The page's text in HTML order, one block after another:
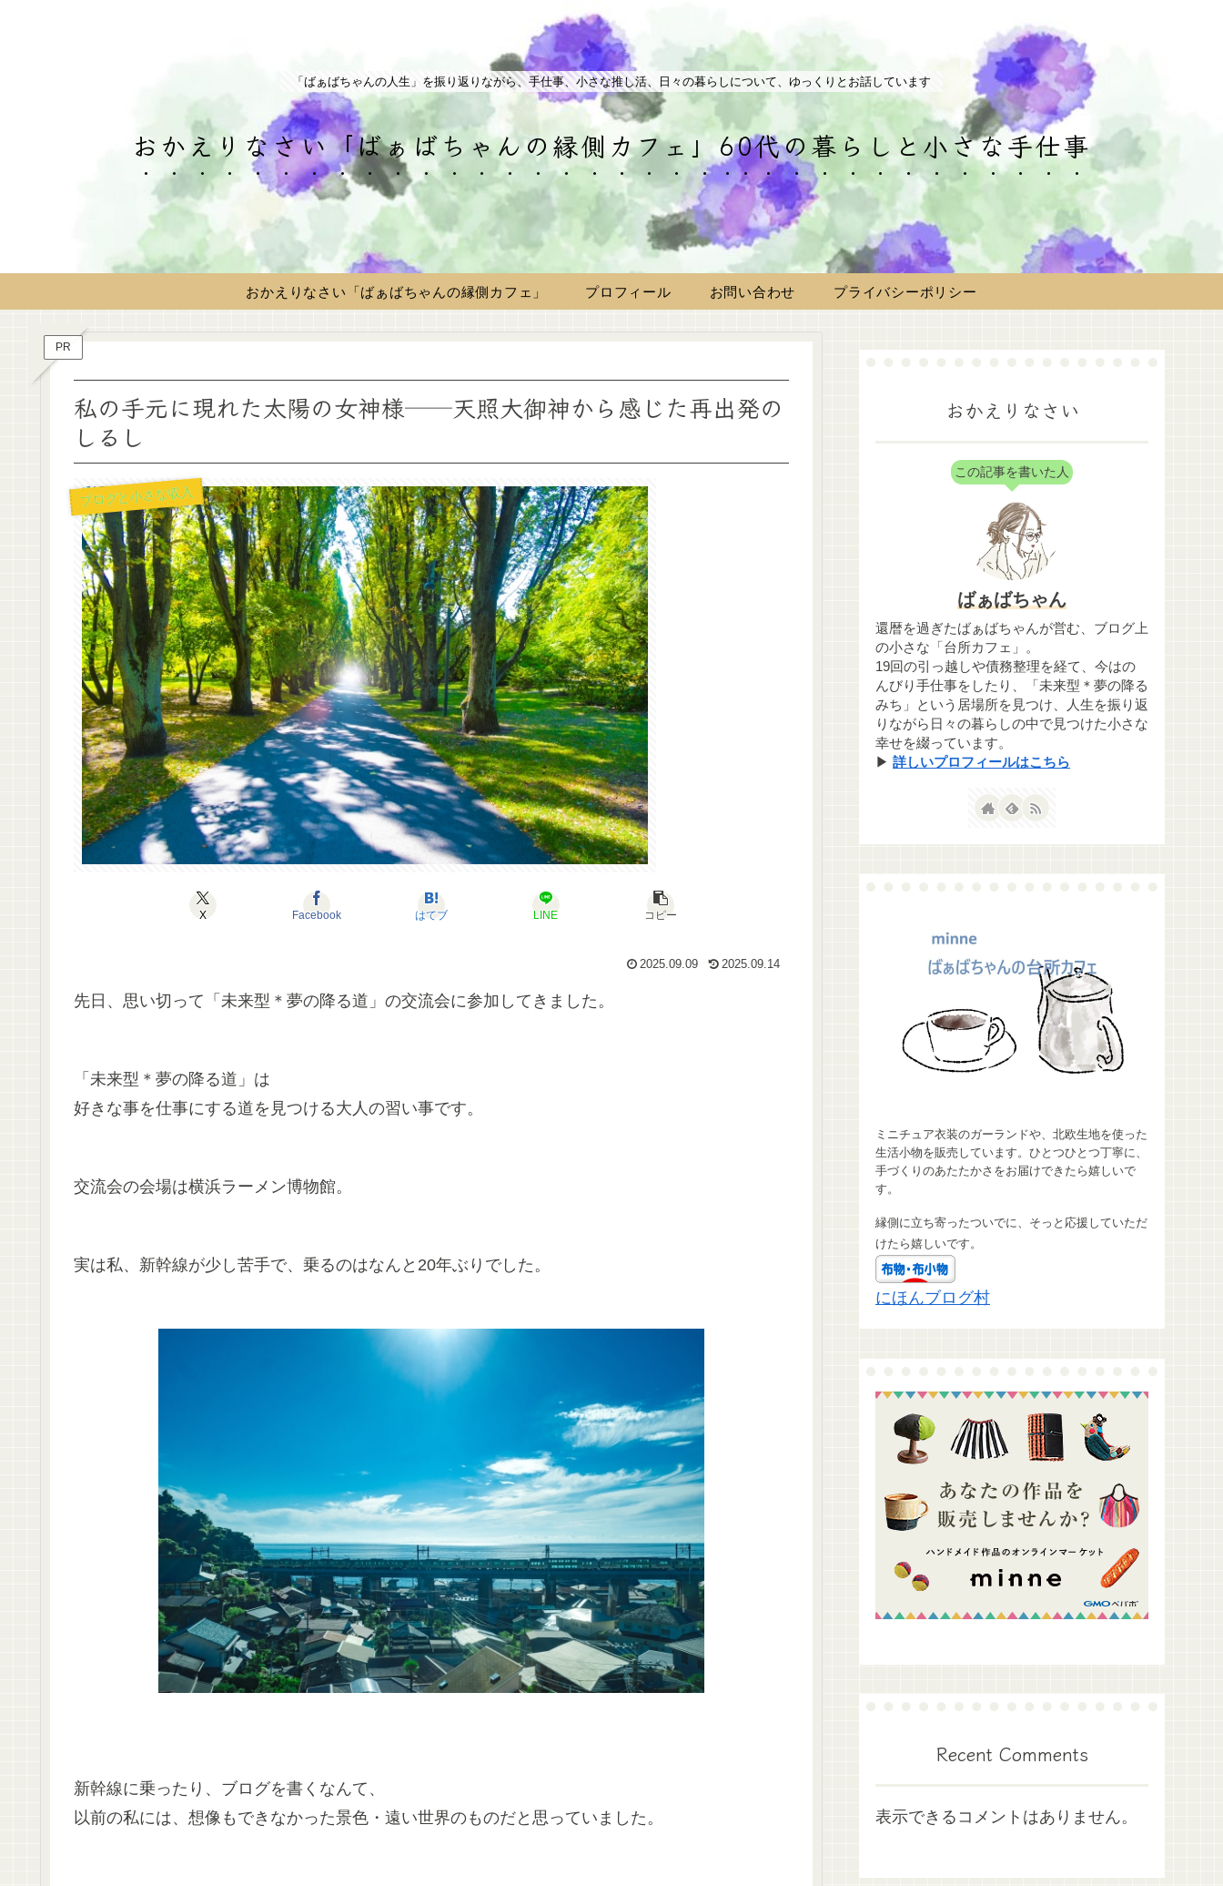
「ばぁばちゃんの人生」を振り返りながら、手仕事、小さな推し活、日々の暮らしについて、ゆっくりとお話しています
おかえりなさい「ばぁばちゃんの縁側カフェ」60代の暮らしと小さな手仕事
おかえりなさい「ばぁばちゃんの縁側カフェ」 プロフィール お問い合わせ プライバシーポリシー
PR
私の手元に現れた太陽の女神様──天照大御神から感じた再出発の
しるし
ブログと小さな収入
X Facebook はてブ LINE コピー
2025.09.09 2025.09.14
先日、思い切って「未来型＊夢の降る道」の交流会に参加してきました。
「未来型＊夢の降る道」は
好きな事を仕事にする道を見つける大人の習い事です。
交流会の会場は横浜ラーメン博物館。
実は私、新幹線が少し苦手で、乗るのはなんと20年ぶりでした。
新幹線に乗ったり、ブログを書くなんて、
以前の私には、想像もできなかった景色・遠い世界のものだと思っていました。
おかえりなさい
この記事を書いた人
ばぁばちゃん
還暦を過ぎたばぁばちゃんが営む、ブログ上
の小さな「台所カフェ」。
19回の引っ越しや債務整理を経て、今はの
んびり手仕事をしたり、「未来型＊夢の降る
みち」という居場所を見つけ、人生を振り返
りながら日々の暮らしの中で見つけた小さな
幸せを綴っています。
▶ 詳しいプロフィールはこちら
ミニチュア衣装のガーランドや、北欧生地を使った
生活小物を販売しています。ひとつひとつ丁寧に、
手づくりのあたたかさをお届けできたら嬉しいで
す。
縁側に立ち寄ったついでに、そっと応援していただ
けたら嬉しいです。
にほんブログ村
Recent Comments
表示できるコメントはありません。